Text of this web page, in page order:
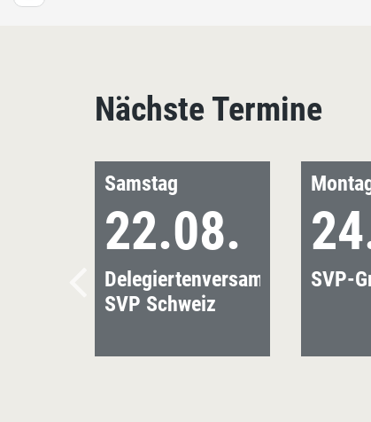
Nächste Termine
Samstag
22.08.
Delegiertenversammlung
SVP Schweiz
SVP-